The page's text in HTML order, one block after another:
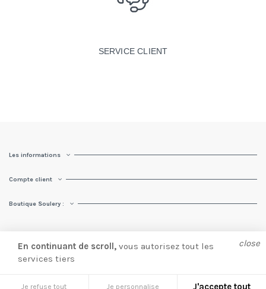
SERVICE CLIENT
Les informations
Compte client
Boutique Soulery :
© Soulery 2025 |
close
En continuant de scroll, vous autorisez tout les
services tiers
Je refuse tout Je personnalise J'accepte tout